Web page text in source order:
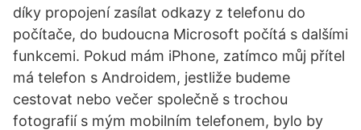
díky propojení zasílat odkazy z telefonu do
počítače, do budoucna Microsoft počítá s dalšími
funkcemi. Pokud mám iPhone, zatímco můj přítel
má telefon s Androidem, jestliže budeme
cestovat nebo večer společně s trochou
fotografií s mým mobilním telefonem, bylo by